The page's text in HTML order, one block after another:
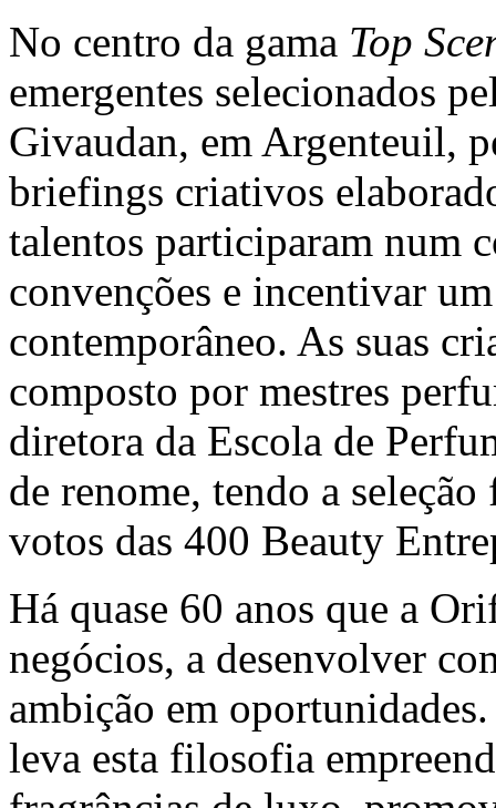
No centro da gama Top
emergentes selecionados
Givaudan, em Argenteuil,
briefings criativos
talentos participaram num
convenções e incentivar
contemporâneo. As suas
composto por mestres
diretora da Escola de
de renome, tendo a
votos das 400 Beauty
Há quase 60 anos que a
negócios, a desenvolver
ambição em
leva esta filosofia